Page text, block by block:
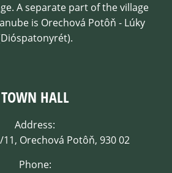
A separate part of the village
is Orechová Potôň - Lúky
TOWN HALL
Address:
Orechová Potôň, 930 02
Phone: